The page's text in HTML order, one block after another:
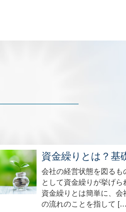
資金繰りとは？基
会社の経営状態を図るも
として資金繰りが挙げら
資金繰りとは簡単に、会
の流れのことを指して